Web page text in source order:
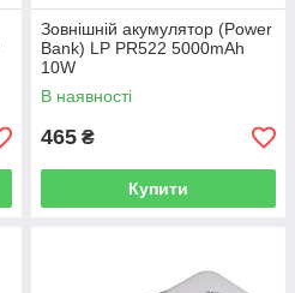
Зовнішній акумулятор (Power
Bank) LP PR522 5000mAh
10W
В наявності
465 ₴
Купити